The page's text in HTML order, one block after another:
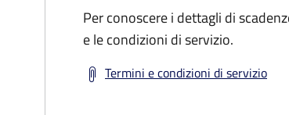
Per conoscere i dettagli di
e le condizioni di servizio.
Termini e condizioni di servizio